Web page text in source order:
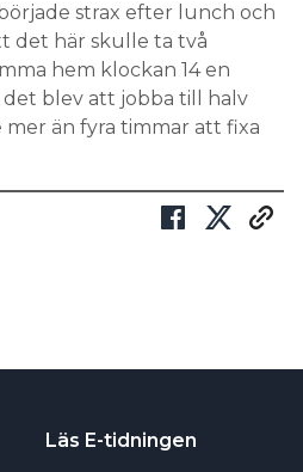
än fyra timmar att fixa